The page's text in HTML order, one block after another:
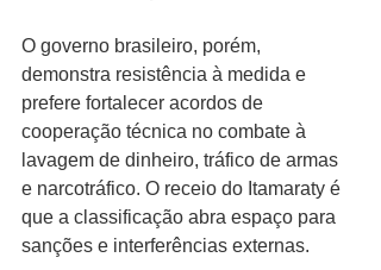
O governo brasileiro, porém,
demonstra resistência à medida e
prefere fortalecer acordos de
cooperação técnica no combate à
lavagem de dinheiro, tráfico de armas
e narcotráfico. O receio do Itamaraty é
que a classificação abra espaço para
sanções e interferências externas.